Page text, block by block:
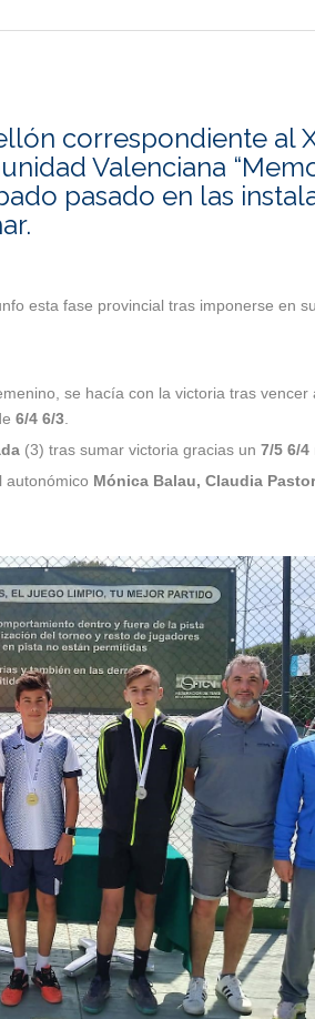
correspondiente al
Valenciana
pasado en las
esta fase provincial tras imponerse en
se hacía con la victoria tras vencer
6/4 6/3
(3) tras sumar victoria gracias un 7/5 6/4
autonómico Mónica Balau, Claudia